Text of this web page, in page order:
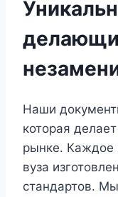
Наши
которая
рынке. Каждое
вуза
стандартов.